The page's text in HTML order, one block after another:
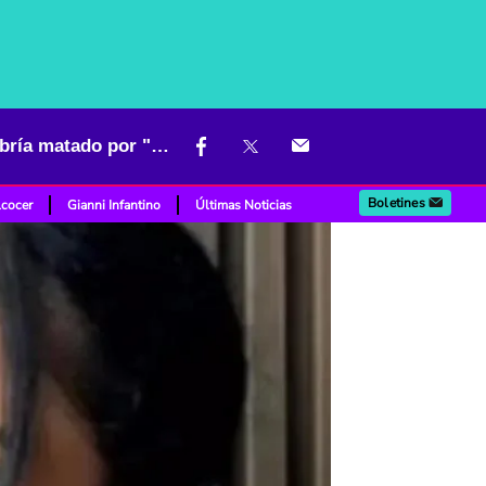
Aparece versión sobre el asesinato de joven tenista: su padre la habría matado por "envidia"
Gianni Infantino Últimas Noticias Boletines